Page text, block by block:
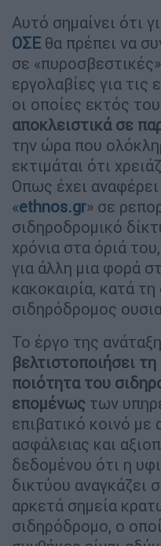
Αυτό σημαίνει ότι
ΟΣΕ θα πρέπει να
σε
εργολαβίες για τις
οι οποίες εκτός του
αποκλειστικά σε
την ώρα που
εκτιμάται ότι
Οπως έχει
«ethnos.gr» σε
σιδηροδρομικό
χρόνια στα όριά
για άλλη μια φορά
κακοκαιρία, κατά
σιδηρόδρομος
Το έργο της
βελτιστοποιήσει
ποιότητα του
επομένως των
επιβατικό κοινό
ασφάλειας και
δεδομένου ότι η
δικτύου αναγκάζει
αρκετά σημεία
σιδηρόδρομο, ο